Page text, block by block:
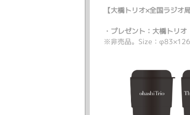
【大橋トリオ×全国ラジオ
・プレゼント：大橋トリ
※非売品。Size：